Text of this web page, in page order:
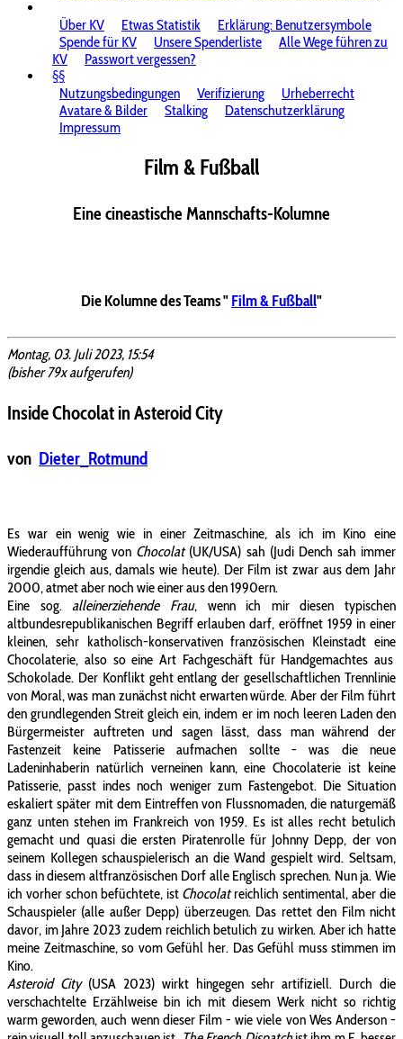
Über KV
Etwas Statistik
Erklärung: Benutzersymbole
Spende für KV
Unsere Spenderliste
Alle Wege führen zu
KV
Passwort vergessen?
§§
Nutzungsbedingungen
Verifizierung
Urheberrecht
Avatare & Bilder
Stalking
Datenschutzerklärung
Impressum
Film & Fußball
Eine cineastische Mannschafts-Kolumne
Die Kolumne des Teams "Film & Fußball"
Montag, 03. Juli 2023, 15:54
(bisher 79x aufgerufen)
Inside Chocolat in Asteroid City
von Dieter_Rotmund
Es war ein wenig wie in einer Zeitmaschine, als ich im Kino eine
Wiederaufführung von Chocolat(UK/USA) sah (Judi Dench sah immer
irgendie gleich aus, damals wie heute). Der Film ist zwar aus dem Jahr
2000, atmet aber noch wie einer aus den 1990ern.
Eine sog.alleinerziehende Frau, wenn ich mir diesen typischen
altbundesrepublikanischen Begriff erlauben darf, eröffnet 1959 in einer
kleinen, sehr katholisch-konservativen französischen Kleinstadt eine
Chocolaterie, also so eine Art Fachgeschäft für Handgemachtes aus
Schokolade. Der Konflikt geht entlang der gesellschaftlichen Trennlinie
von Moral, was man zunächst nicht erwarten würde. Aber der Film führt
den grundlegenden Streit gleich ein, indem er im noch leeren Laden den
Bürgermeister auftreten und sagen lässt, dass man während der
Fastenzeit keine Patisserie aufmachen sollte - was die neue
Ladeninhaberin natürlich verneinen kann, eine Chocolaterie ist keine
Patisserie, passt indes noch weniger zum Fastengebot. Die Situation
eskaliert später mit dem Eintreffen von Flussnomaden, die naturgemäß
ganz unten stehen im Frankreich von 1959. Es ist alles recht betulich
gemacht und quasi die ersten Piratenrolle für Johnny Depp, der von
seinem Kollegen schauspielerisch an die Wand gespielt wird. Seltsam,
dass in diesem altfranzösischen Dorf alle Englisch sprechen. Nun ja. Wie
ich vorher schon befüchtete, ist Chocolatreichlich sentimental, aber die
Schauspieler (alle außer Depp) überzeugen. Das rettet den Film nicht
davor, im Jahre 2023 zudem reichlich betulich zu wirken. Aber ich hatte
meine Zeitmaschine, so vom Gefühl her. Das Gefühl muss stimmen im
Kino.
Asteroid City(USA 2023) wirkt hingegen sehr artifiziell. Durch die
verschachtelte Erzählweise bin ich mit diesem Werk nicht so richtig
warm geworden, auch wenn dieser Film - wie viele von Wes Anderson -